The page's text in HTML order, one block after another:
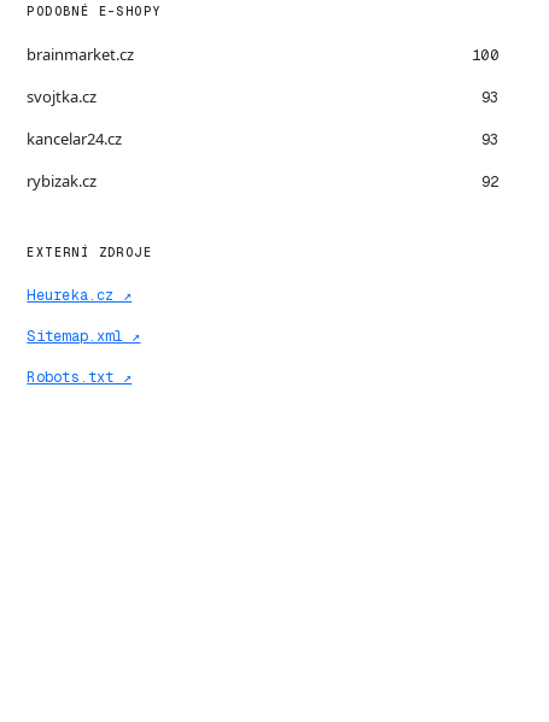
PODOBNÉ E-SHOPY
brainmarket.cz 100
svojtka.cz 93
kancelar24.cz 93
rybizak.cz 92
EXTERNÍ ZDROJE
Heureka.cz ↗
Sitemap.xml ↗
Robots.txt ↗